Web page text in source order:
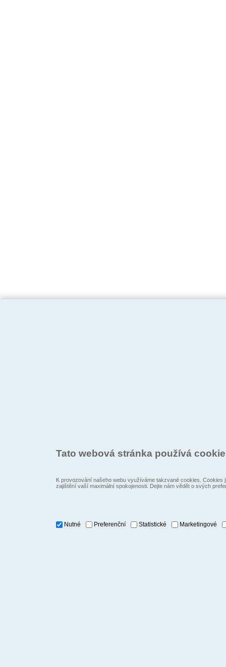
Tato webová stránka používá
K provozování našeho webu využíváme takzvané cookies.
zajištění vaší maximální spokojenosti. Dejte nám vědět o svých
Nutné Preferenční Statistické Marketingové